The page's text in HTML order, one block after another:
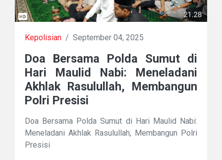
Kepolisian / September 04, 2025
Doa Bersama Polda Sumut di
Hari Maulid Nabi: Meneladani
Akhlak Rasulullah, Membangun
Polri Presisi
Doa Bersama Polda Sumut di Hari Maulid Nabi:
Meneladani Akhlak Rasulullah, Membangun Polri
Presisi